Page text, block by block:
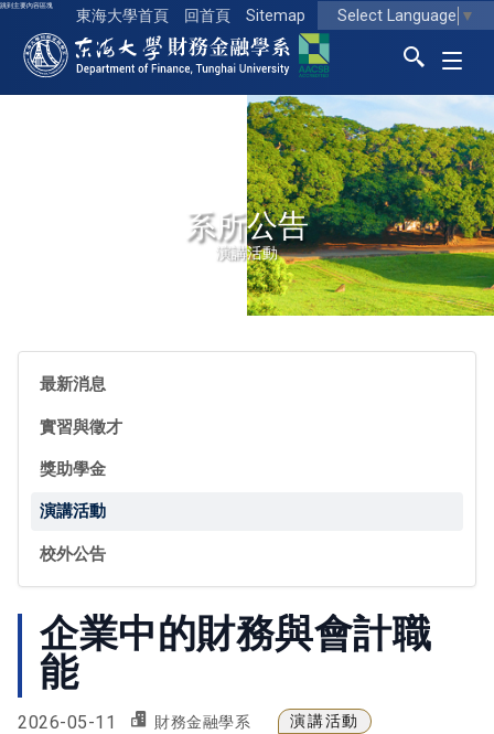
跳到主要內容區塊
東海大學首頁 回首頁 Sitemap Select Language ▼
東海大學logo
系所公告
演講活動
最新消息
實習與徵才
獎助學金
演講活動
校外公告
企業中的財務與會計職
能
2026-05-11 財務金融學系
演講活動